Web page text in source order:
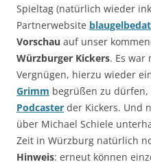
Spieltag (natürlich wieder
Partnerwebsite
Vorschau auf unser
Würzburger Kickers. Es war
Vergnügen, hierzu wieder
Grimm begrüßen zu dürfen,
Podcaster der Kickers. Und
über Michael Schiele
Zeit in Würzburg natürlich
Hinweis: erneut können